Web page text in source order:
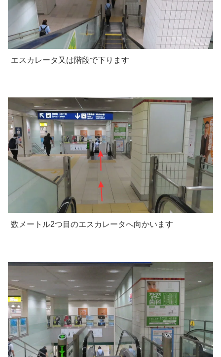
エスカレータ又は階段で下ります
数メートル2つ目のエスカレータへ向かいます